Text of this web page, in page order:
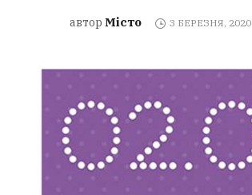
автор Місто 3 БЕРЕЗНЯ, 2020